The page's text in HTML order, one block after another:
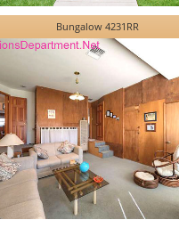
Bungalow 4231RR